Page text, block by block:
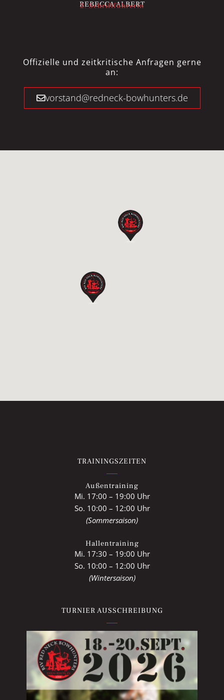
REBECCA ALBERT
2. Schriftführerin
Offizielle und zeitkritische Anfragen gerne
an:
vorstand@redneck-bowhunters.de
TRAININGSZEITEN
Außentraining
Mi. 17:00 – 19:00 Uhr
So. 10:00 – 12:00 Uhr
(Sommersaison)
Hallentraining
Mi. 17:30 – 19:00 Uhr
So. 10:00 – 12:00 Uhr
(Wintersaison)
TURNIER AUSSCHREIBUNG